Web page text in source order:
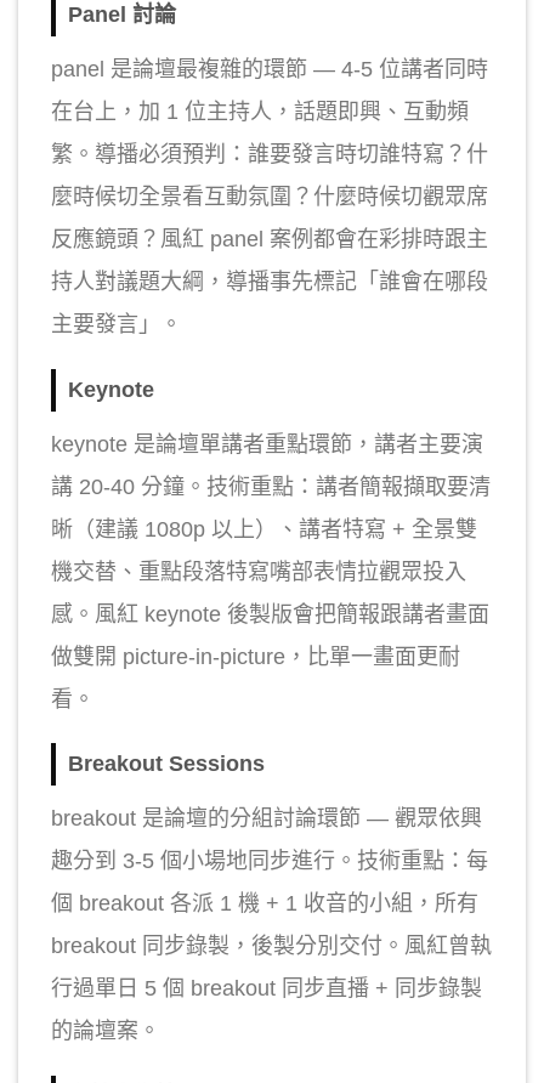
Panel 討論
panel 是論壇最複雜的環節 — 4-5 位講者同時
在台上，加 1 位主持人，話題即興、互動頻
繁。導播必須預判：誰要發言時切誰特寫？什
麼時候切全景看互動氛圍？什麼時候切觀眾席
反應鏡頭？風紅 panel 案例都會在彩排時跟主
持人對議題大綱，導播事先標記「誰會在哪段
主要發言」。
Keynote
keynote 是論壇單講者重點環節，講者主要演
講 20-40 分鐘。技術重點：講者簡報擷取要清
晰（建議 1080p 以上）、講者特寫 + 全景雙
機交替、重點段落特寫嘴部表情拉觀眾投入
感。風紅 keynote 後製版會把簡報跟講者畫面
做雙開 picture-in-picture，比單一畫面更耐
看。
Breakout Sessions
breakout 是論壇的分組討論環節 — 觀眾依興
趣分到 3-5 個小場地同步進行。技術重點：每
個 breakout 各派 1 機 + 1 收音的小組，所有
breakout 同步錄製，後製分別交付。風紅曾執
行過單日 5 個 breakout 同步直播 + 同步錄製
的論壇案。